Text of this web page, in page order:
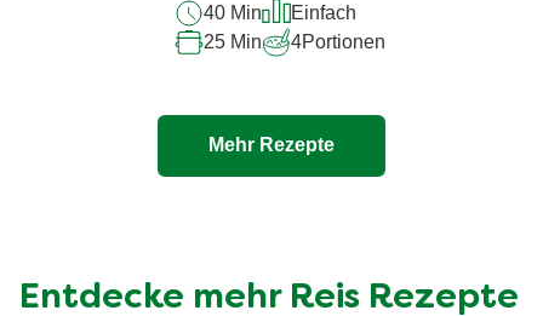
abgegeben
40 Min
Einfach
25 Min
4Portionen
Mehr Rezepte
Entdecke mehr Reis Rezepte